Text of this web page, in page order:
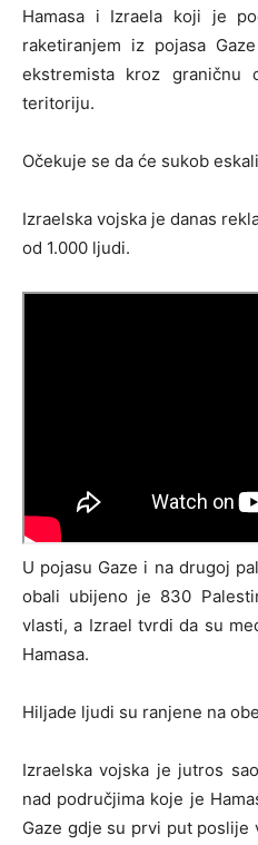
Hamasa i Izraela koji je
raketiranjem iz pojasa
ekstremista kroz graničnu
teritoriju.
Očekuje se da će sukob
Izraelska vojska je danas
od 1.000 ljudi.
U pojasu Gaze i na drugoj
obali ubijeno je 830
vlasti, a Izrael tvrdi da su
Hamasa.
Hiljade ljudi su ranjene na
Izraelska vojska je jutros
nad područjima koje je
Gaze gdje su prvi put